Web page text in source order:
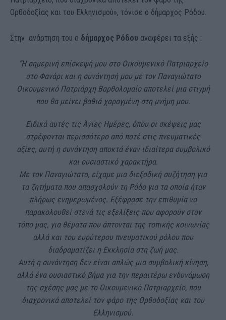
Ορθοδοξίας και του Ελληνισμού», τόνισε ο δήμαρχος Ρόδου.
Στην ανάρτηση του ο δήμαρχος Ρόδου αναφέρει τα εξής :
“Η σημερινή επίσκεψή μου στο Οικουμενικό Πατριαρχείο
στο Φανάρι και η συνάντησή μου με τον Παναγιώτατο
Οικουμενικό Πατριάρχη Βαρθολομαίο αποτελεί μια στιγμή
που θα μείνει βαθιά χαραγμένη στη μνήμη μου.
Ειδικά αυτές τις Άγιες Ημέρες, όπου οι σκέψεις μας
στρέφονται περισσότερο από ποτέ στις πνευματικές
αξίες, αυτή η συνάντηση αποκτά έναν ιδιαίτερα συμβολικό
και ουσιαστικό χαρακτήρα.
Με τον Παναγιώτατο, είχαμε μια διεξοδική συζήτηση για
τα ζητήματα που απασχολούν τη Ρόδο για τα οποία ήταν
πλήρως ενημερωμένος. Εξέφρασε την επιθυμία να
παρακολουθεί στενά τις εξελίξεις που αφορούν στον
τόπο μας, για θέματα που άπτονται της τοπικής κοινωνίας
αλλά και του ευρύτερου πνευματικού ρόλου που
διαδραματίζει η Εκκλησία στη ζωή μας.
Αυτή η συνάντηση δεν είναι απλώς μια συμβολική κίνηση,
αλλά ένα ουσιαστικό βήμα για την περαιτέρω ενδυνάμωση
της σχέσης μας με το Οικουμενικό Πατριαρχείο, που
διαχρονικά αποτελεί τον φάρο της Ορθοδοξίας και του
Ελληνισμού.